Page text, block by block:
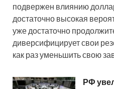
подвержен влиянию
достаточно высокая
уже достаточно
диверсифицирует свои
как раз уменьшить свою
РФ